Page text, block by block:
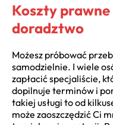
Koszty
doradztwo
Możesz próbować
samodzielnie. I wiele
zapłacić specjaliście,
dopilnuje terminów i
takiej usługi to od
może zaoszczędzić Ci